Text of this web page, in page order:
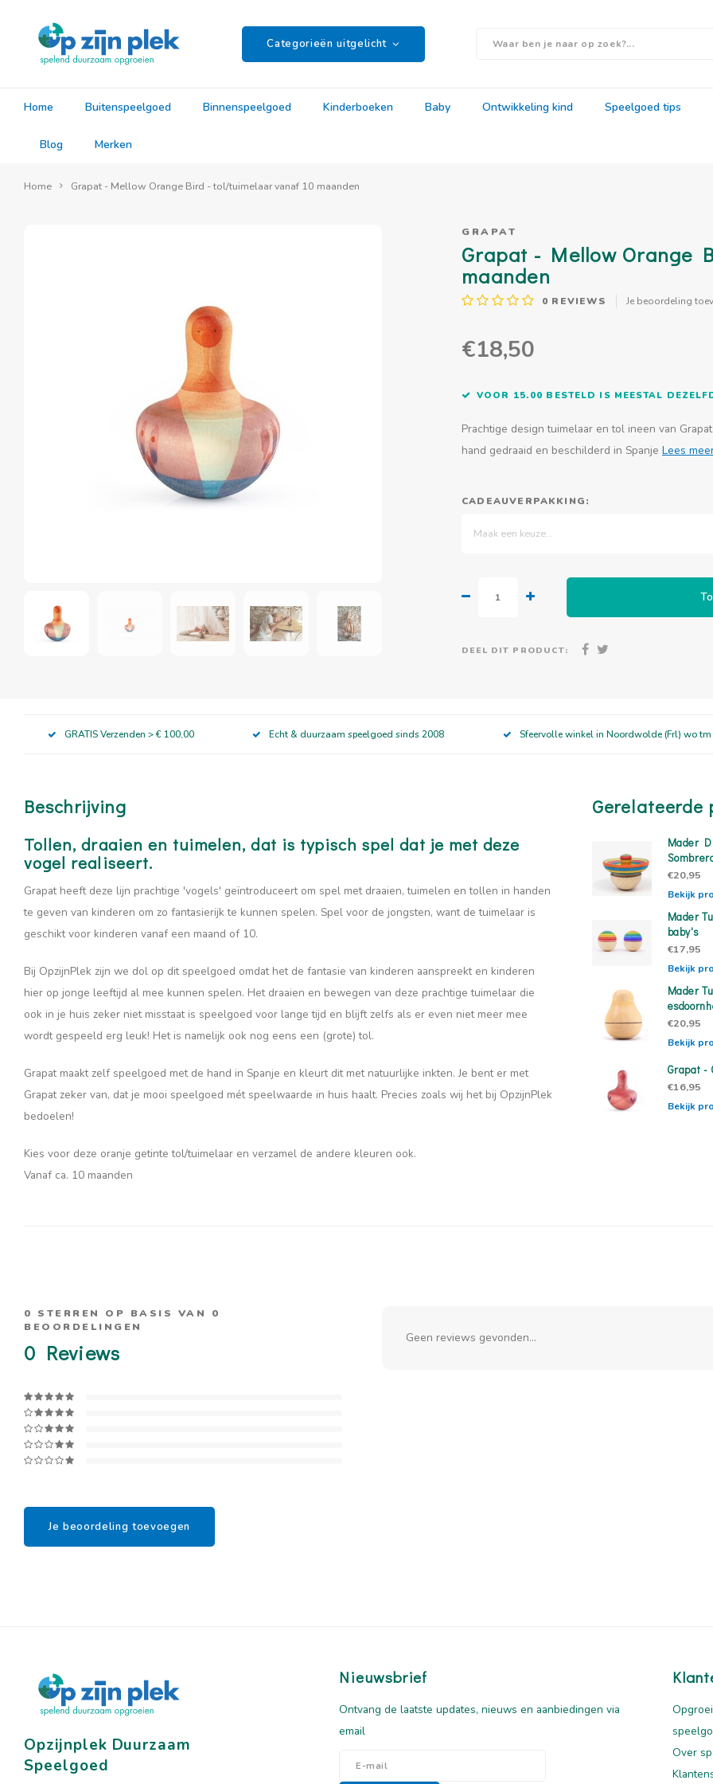
Categorieën uitgelicht
Home Buitenspeelgoed Binnenspeelgoed Kinderboeken Baby Ontwikkeling kind Speelgoed tips
Blog Merken
Home Grapat - Mellow Orange Bird - tol/tuimelaar vanaf 10 maanden
GRAPAT
Grapat - Mellow Orange
maanden
0 REVIEWS Je beoordeling
€18,50
VOOR 15.00 BESTELD IS MEESTAL
Prachtige design tuimelaar en tol ineen van
hand gedraaid en beschilderd in Spanje Lees
CADEAUVERPAKKING:
Maak een keuze...
DEEL DIT PRODUCT:
GRATIS Verzenden > € 100,00 Echt & duurzaam speelgoed sinds 2008 Sfeervolle winkel in Noordwolde (Frl) wo
Beschrijving
Tollen, draaien en tuimelen, dat is typisch spel dat je met deze
vogel realiseert.
Grapat heeft deze lijn prachtige 'vogels' geïntroduceert om spel met draaien, tuimelen en tollen in handen
te geven van kinderen om zo fantasierijk te kunnen spelen. Spel voor de jongsten, want de tuimelaar is
geschikt voor kinderen vanaf een maand of 10.
Bij OpzijnPlek zijn we dol op dit speelgoed omdat het de fantasie van kinderen aanspreekt en kinderen
hier op jonge leeftijd al mee kunnen spelen. Het draaien en bewegen van deze prachtige tuimelaar die
ook in je huis zeker niet misstaat is speelgoed voor lange tijd en blijft zelfs als er even niet meer mee
wordt gespeeld erg leuk! Het is namelijk ook nog eens een (grote) tol.
Grapat maakt zelf speelgoed met de hand in Spanje en kleurt dit met natuurlijke inkten. Je bent er met
Grapat zeker van, dat je mooi speelgoed mét speelwaarde in huis haalt. Precies zoals wij het bij OpzijnPlek
bedoelen!
Kies voor deze oranje getinte tol/tuimelaar en verzamel de andere kleuren ook.
Vanaf ca. 10 maanden
Gerelateerde
Mader
€20,95
Bekijk
Mader
baby's
€17,95
Bekijk
Mader
€20,95
Bekijk
Grapat -
€16,95
Bekijk
0 STERREN OP BASIS VAN 0
BEOORDELINGEN
0 Reviews
Je beoordeling toevoegen
Geen reviews gevonden...
Opzijnplek Duurzaam
Speelgoed
Nieuwsbrief
Ontvang de laatste updates, nieuws en aanbiedingen via
email
Over